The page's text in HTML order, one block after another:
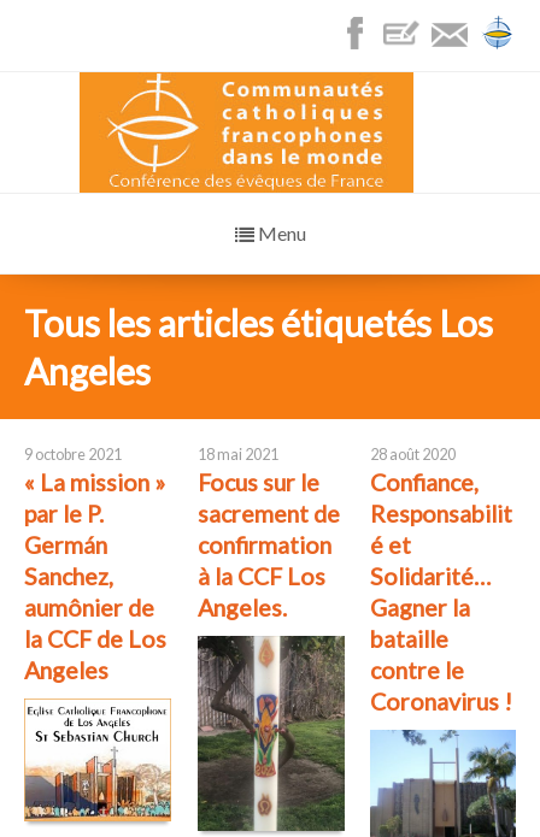
Menu
Tous les articles étiquetés Los
Angeles
9 octobre 2021
« La mission »
par le P.
Germán
Sanchez,
aumônier de
la CCF de Los
Angeles
18 mai 2021
Focus sur le
sacrement de
confirmation
à la CCF Los
Angeles.
28 août 2020
Confiance,
Responsabilit
é et
Solidarité…
Gagner la
bataille
contre le
Coronavirus !